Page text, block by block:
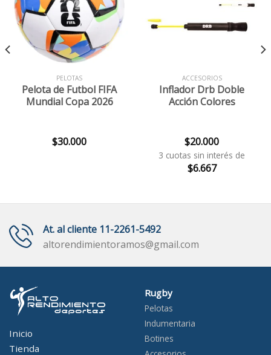
PELOTAS
Pelota de Futbol FIFA
Mundial Copa 2026
$30.000
ACCESORIOS
Inflador Drb Doble
Acción Colores
$20.000
3 cuotas sin interés de
$6.667
At. al cliente 11-2261-5492
altorendimientoramos@gmail.com
Inicio
Tienda
Rugby
Pelotas
Indumentaria
Botines